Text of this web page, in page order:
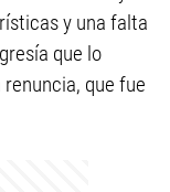
y una falta
que lo
que fue